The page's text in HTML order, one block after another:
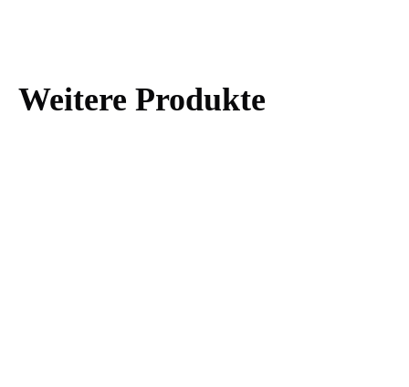
Weitere Produkte